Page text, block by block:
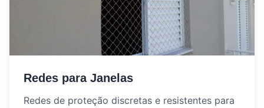
Redes para Janelas
Redes de proteção discretas e resistentes para